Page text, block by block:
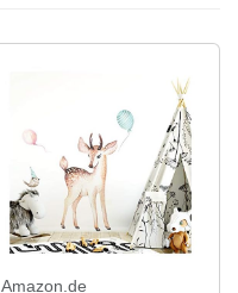
Amazon.de